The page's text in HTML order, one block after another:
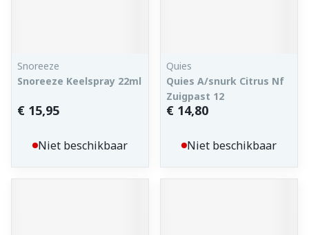
Snoreeze
Snoreeze Keelspray 22ml
€ 15,95
Niet beschikbaar
Quies
Quies A/snurk Citrus Nf
Zuigpast 12
€ 14,80
Niet beschikbaar